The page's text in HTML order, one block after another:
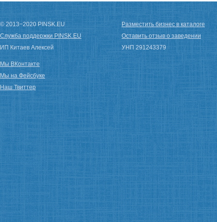
© 2013−2020 PINSK.EU
Служба поддержки PINSK.EU
ИП Китаев Алексей
Разместить бизнес в каталоге
Оставить отзыв о заведении
УНП 291243379
Мы ВКонтакте
Мы на Фейсбуке
Наш Твиттер